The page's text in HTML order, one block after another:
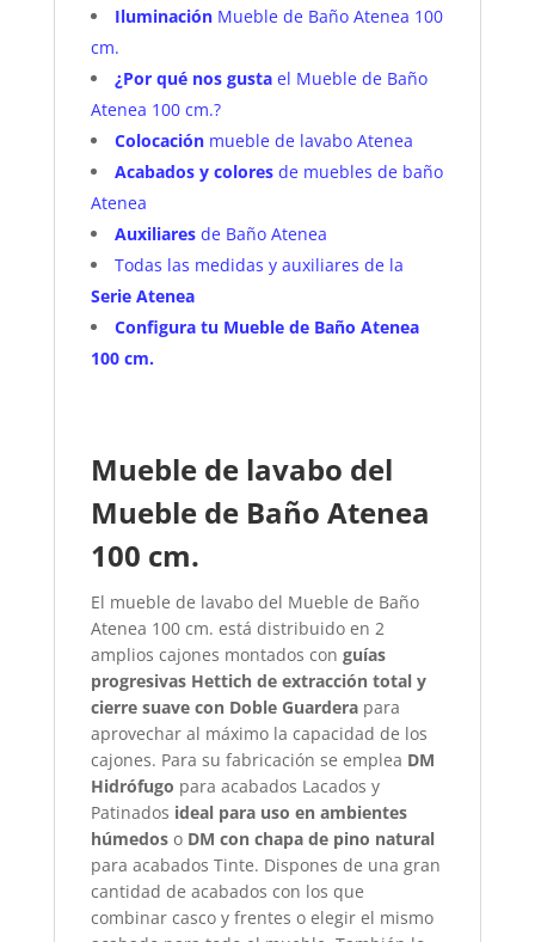
IluminaciónMueble de Baño Atenea 100
cm.
¿Por qué nos gustael Mueble de Baño
Atenea 100 cm.?
Colocaciónmueble de lavabo Atenea
Acabados y coloresde muebles de baño
Atenea
Auxiliaresde Baño Atenea
Todas las medidas y auxiliares de la
Serie Atenea
Configura tu Mueble de Baño Atenea
100 cm.
Mueble de lavabo del
Mueble de Baño Atenea
100 cm.
El mueble de lavabo del Mueble de Baño
Atenea 100 cm. está distribuido en 2
amplios cajones montados con guías
progresivas Hettich de extracción total y
cierre suave con Doble Guarderapara
aprovechar al máximo la capacidad de los
cajones. Para su fabricación se emplea DM
Hidrófugo para acabados Lacados y
Patinados ideal para uso en ambientes
húmedoso DM con chapa de pino natural
para acabados Tinte. Dispones de una gran
cantidad de acabados con los que
combinar casco y frentes o elegir el mismo